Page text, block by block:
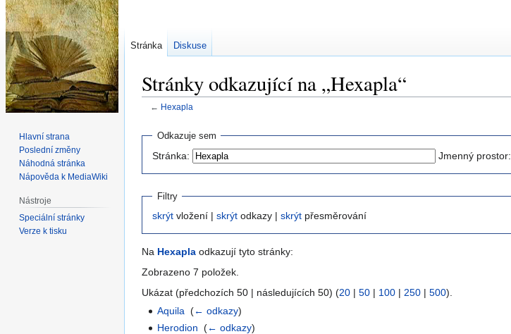
Stránky odkazující na „Hexapla“
← Hexapla
Skočit
navigaci
Skočit
vyhledávání
Odkazuje sem
Stránka: Jmenný prostor:
Filtry
skrýt vložení | skrýt odkazy | skrýt přesměrování
Na Hexapla odkazují tyto stránky:
Zobrazeno 7 položek.
Ukázat (předchozích 50 | následujících 50) (20 | 50 | 100 | 250 | 500).
Aquila ‎(← odkazy)
Herodion ‎(← odkazy)
Stránka Diskuse
Hlavní strana
Poslední změny
Náhodná stránka
Nápověda k MediaWiki
Nástroje
Speciální stránky
Verze k tisku